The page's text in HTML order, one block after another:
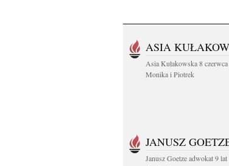
ASIA
Asia Kułakowska 8
Monika i Piotrek
JANUSZ
Janusz Goetze adwokat 9